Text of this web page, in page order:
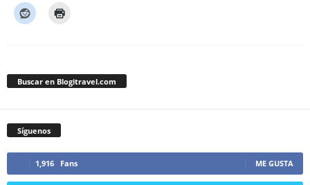
Buscar en Blogitravel.com
Síguenos
1,916 Fans ME GUSTA